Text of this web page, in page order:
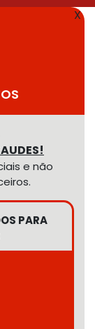
X
e não
PARA